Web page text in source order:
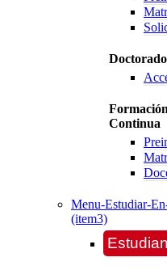
Doctorado
Formación
Continua
Menu-Estudiar-
(item3)